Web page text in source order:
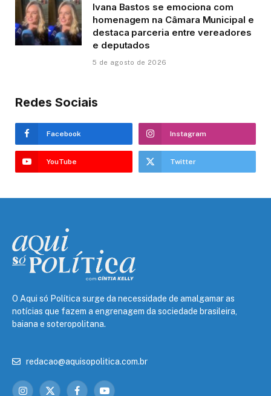
Ivana Bastos se emociona com
homenagem na Câmara Municipal e
destaca parceria entre vereadores
e deputados
5 de agosto de 2026
Redes Sociais
Facebook Instagram
YouTube Twitter
O Aqui só Política surge da necessidade de amalgamar as
notícias que fazem a engrenagem da sociedade brasileira,
baiana e soteropolitana.
redacao@aquisopolitica.com.br